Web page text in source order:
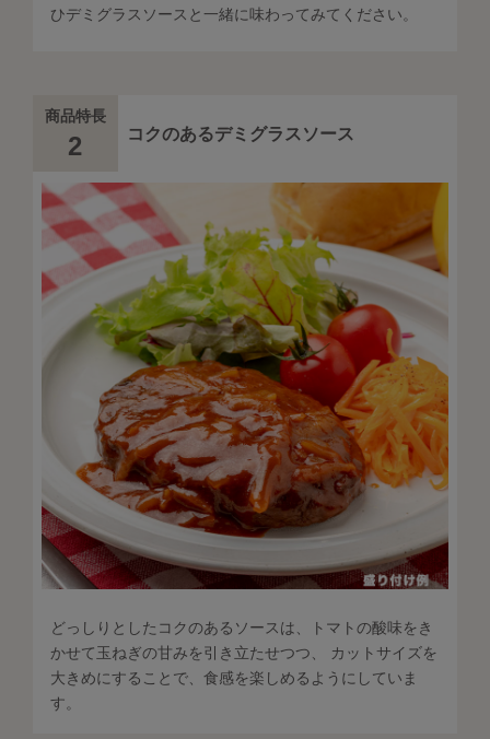
ひデミグラスソースと一緒に味わってみてください。
商品特長
2 コクのあるデミグラスソース
どっしりとしたコクのあるソースは、トマトの酸味をき
かせて玉ねぎの甘みを引き立たせつつ、 カットサイズを
大きめにすることで、食感を楽しめるようにしていま
す。